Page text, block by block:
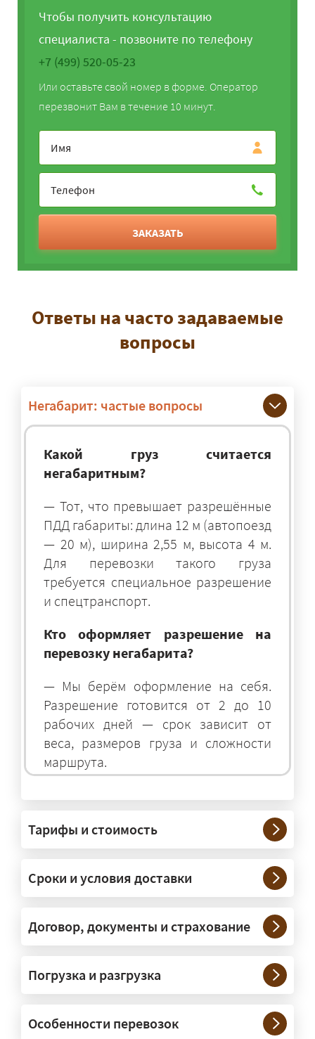
Чтобы получить консультацию
специалиста - позвоните по телефону
+7 (499) 520-05-23
Или оставьте свой номер в форме. Оператор
перезвонит Вам в течение 10 минут.
ЗАКАЗАТЬ
Ответы на часто задаваемые
вопросы
Негабарит: частые вопросы
Какой груз считается
негабаритным?
— Тот, что превышает разрешённые
ПДД габариты: длина 12 м (автопоезд
— 20 м), ширина 2,55 м, высота 4 м.
Для перевозки такого груза
требуется специальное разрешение
и спецтранспорт.
Кто оформляет разрешение на
перевозку негабарита?
— Мы берём оформление на себя.
Разрешение готовится от 2 до 10
рабочих дней — срок зависит от
веса, размеров груза и сложности
маршрута.
— На тралах и низкорамниках —
платформах, рассчитанных на
крупногабаритную технику и
конструкции. Транспорт подбираем
под конкретные размеры и вес груза.
сопровождение?
организуем. Потребность в машинах
Тарифы и стоимость
Сроки и условия доставки
Договор, документы и страхование
Погрузка и разгрузка
Особенности перевозок